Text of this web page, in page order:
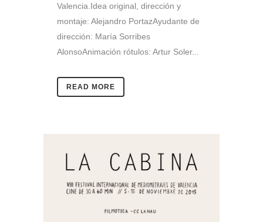
Valencia.Idea original, dirección y
montaje: Alejandro PortazAyudante de
dirección: María Sorribes
AlonsoAnimación rótulos: Artur Soler...
READ MORE